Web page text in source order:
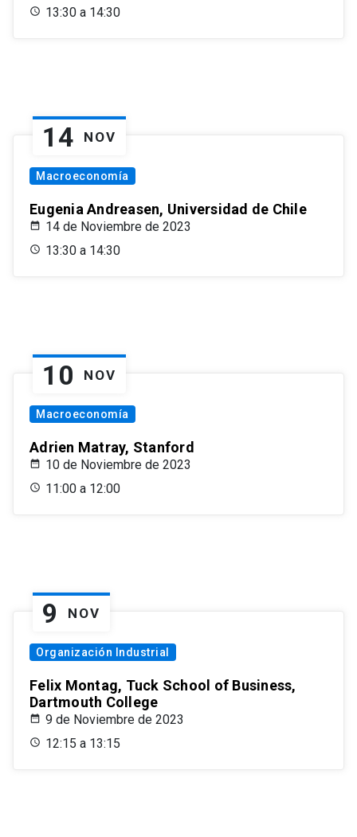
13:30 a 14:30
14 NOV
Macroeconomía
Eugenia Andreasen, Universidad de Chile
14 de Noviembre de 2023
13:30 a 14:30
10 NOV
Macroeconomía
Adrien Matray, Stanford
10 de Noviembre de 2023
11:00 a 12:00
9 NOV
Organización Industrial
Felix Montag, Tuck School of Business,
Dartmouth College
9 de Noviembre de 2023
12:15 a 13:15